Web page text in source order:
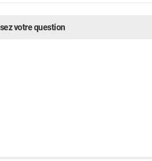
votre question